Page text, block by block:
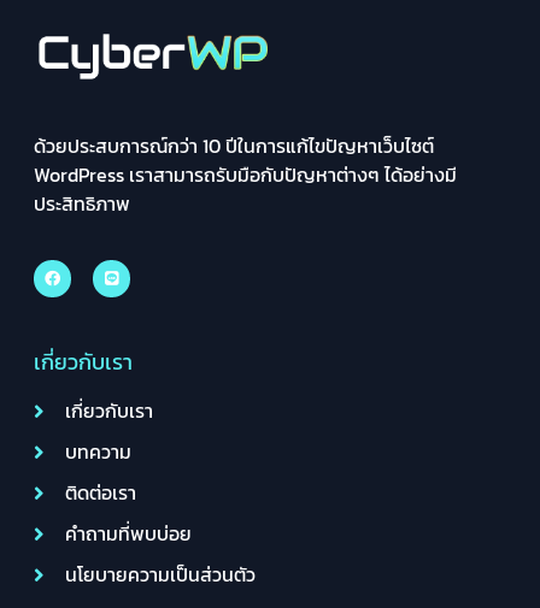
ด้วยประสบการณ์กว่า 10 ปีในการแก้ไขปัญหาเว็บไซต์
WordPress เราสามารถรับมือกับปัญหาต่างๆ ได้อย่างมี
ประสิทธิภาพ
เกี่ยวกับเรา
เกี่ยวกับเรา
บทความ
ติดต่อเรา
คำถามที่พบบ่อย
นโยบายความเป็นส่วนตัว